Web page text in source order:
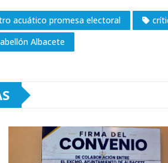
acuático promesa electoral
Albacete